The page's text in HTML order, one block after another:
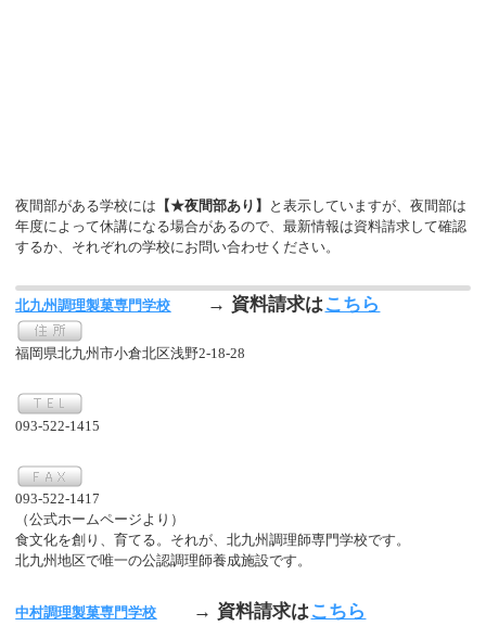
夜間部がある学校には 【★夜間部あり】
と表示していますが、夜間部は
年度によって休講になる場合があるので、最新情報は資料請求して確認
するか、それぞれの学校にお問い合わせください。
北九州調理製菓専門学校 → 資料請求はこちら
福岡県北九州市小倉北区浅野2-18-28
093-522-1415
093-522-1417
（公式ホームページより）
食文化を創り、育てる。それが、北九州調理師専門学校です。
北九州地区で唯一の公認調理師養成施設です。
中村調理製菓専門学校 → 資料請求はこちら